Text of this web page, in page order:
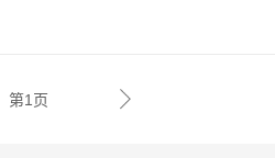
第1页